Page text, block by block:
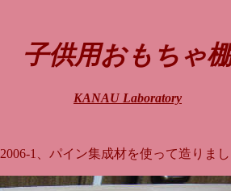
子供用おもちゃ
KANAU Laboratory
2006-1、パイン集成材を使って造りま